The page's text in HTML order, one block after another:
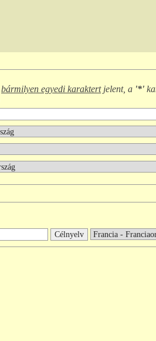
bármilyen egyedi karaktertjelent, a '*'